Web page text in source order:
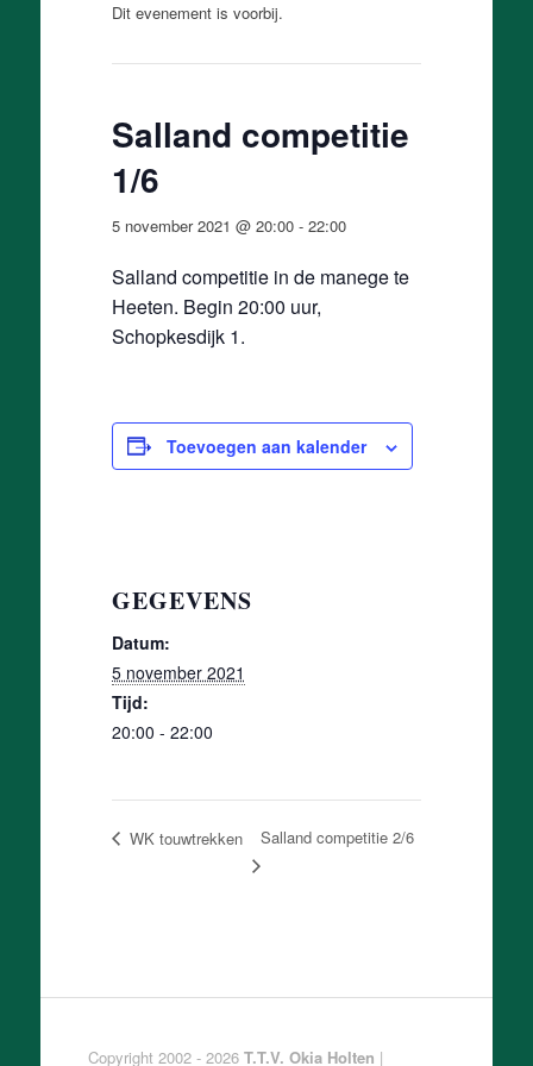
Dit evenement is voorbij.
Salland competitie
1/6
5 november 2021 @ 20:00- 22:00
Salland competitie in de manege te
Heeten. Begin 20:00 uur,
Schopkesdijk 1.
Toevoegen aan kalender
GEGEVENS
Datum:
5 november 2021
Tijd:
20:00 - 22:00
WK touwtrekken Salland competitie 2/6
Copyright 2002 - 2026 T.T.V. Okia Holten |